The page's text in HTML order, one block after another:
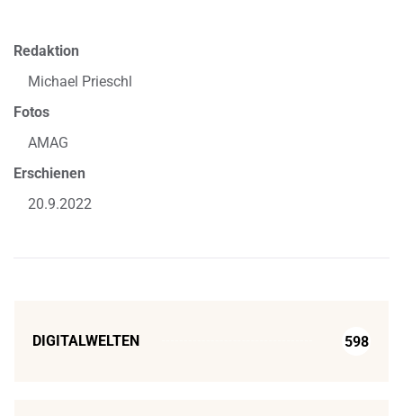
Redaktion
Michael Prieschl
Fotos
AMAG
Erschienen
20.9.2022
DIGITALWELTEN 598